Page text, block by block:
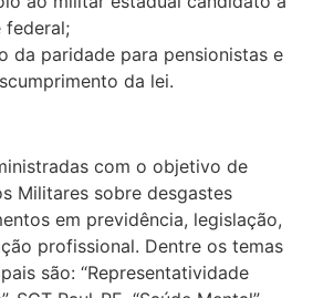
federal;
da paridade para pensionistas e
da lei.
com o objetivo de
Militares sobre desgastes
em previdência, legislação,
profissional. Dentre os temas
são: “Representatividade